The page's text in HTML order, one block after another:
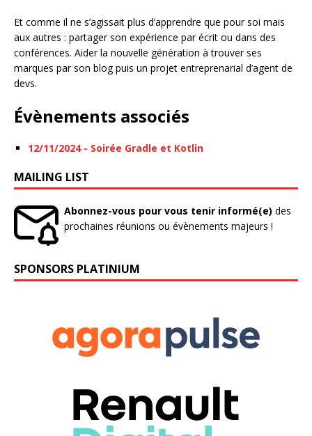
Et comme il ne s’agissait plus d’apprendre que pour soi mais
aux autres : partager son expérience par écrit ou dans des
conférences. Aider la nouvelle génération à trouver ses
marques par son blog puis un projet entreprenarial d’agent de
devs.
Évènements associés
12/11/2024 - Soirée Gradle et Kotlin
MAILING LIST
Abonnez-vous pour vous tenir informé(e) des
prochaines réunions ou évènements majeurs !
SPONSORS PLATINIUM